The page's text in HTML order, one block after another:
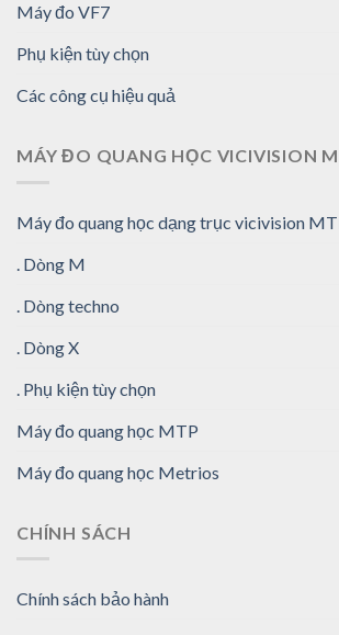
Máy đo VF7
Phụ kiện tùy chọn
Các công cụ hiệu quả
MÁY ĐO QUANG HỌC VICIVISION
Máy đo quang học dạng trục vicivision
. Dòng M
. Dòng techno
. Dòng X
. Phụ kiện tùy chọn
Máy đo quang học MTP
Máy đo quang học Metrios
CHÍNH SÁCH
Chính sách bảo hành